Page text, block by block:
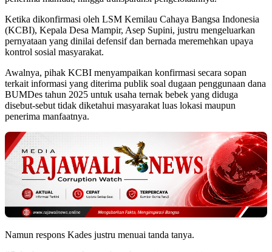
Ketika dikonfirmasi oleh LSM Kemilau Cahaya Bangsa Indonesia
(KCBI), Kepala Desa Mampir, Asep Supini, justru mengeluarkan
pernyataan yang dinilai defensif dan bernada meremehkan upaya
kontrol sosial masyarakat.
Awalnya, pihak KCBI menyampaikan konfirmasi secara sopan
terkait informasi yang diterima publik soal dugaan penggunaan dana
BUMDes tahun 2025 untuk usaha ternak bebek yang diduga
disebut-sebut tidak diketahui masyarakat luas lokasi maupun
penerima manfaatnya.
Namun respons Kades justru menuai tanda tanya.